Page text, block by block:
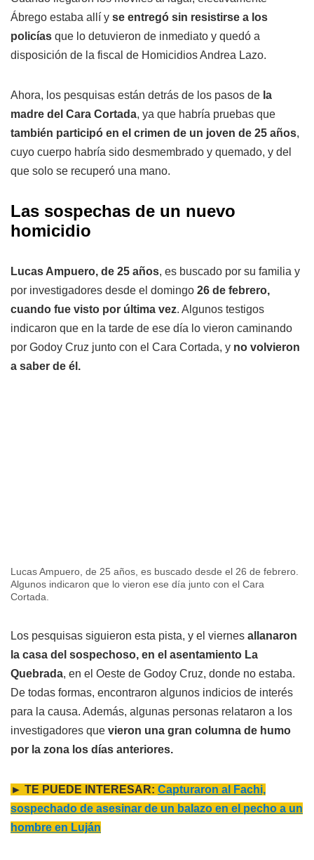
Ábrego estaba allí y se entregó sin resistirse a los
policías que lo detuvieron de inmediato y quedó a
disposición de la fiscal de Homicidios Andrea Lazo.
Ahora, los pesquisas están detrás de los pasos de la
madre del Cara Cortada, ya que habría pruebas que
también participó en el crimen de un joven de 25 años,
cuyo cuerpo habría sido desmembrado y quemado, y del
que solo se recuperó una mano.
Las sospechas de un nuevo
homicidio
Lucas Ampuero, de 25 años, es buscado por su familia y
por investigadores desde el domingo 26 de febrero,
cuando fue visto por última vez. Algunos testigos
indicaron que en la tarde de ese día lo vieron caminando
por Godoy Cruz junto con el Cara Cortada, y no volvieron
a saber de él.
Lucas Ampuero, de 25 años, es buscado desde el 26 de febrero.
Algunos indicaron que lo vieron ese día junto con el Cara
Cortada.
Los pesquisas siguieron esta pista, y el viernes allanaron
la casa del sospechoso, en el asentamiento La
Quebrada, en el Oeste de Godoy Cruz, donde no estaba.
De todas formas, encontraron algunos indicios de interés
para la causa. Además, algunas personas relataron a los
investigadores que vieron una gran columna de humo
por la zona los días anteriores.
► TE PUEDE INTERESAR: Capturaron al Fachi,
sospechado de asesinar de un balazo en el pecho a un
hombre en Luján